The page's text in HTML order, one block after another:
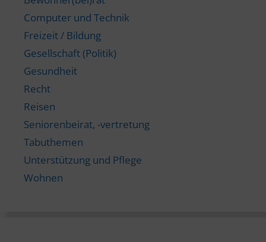
Computer und Technik
Freizeit / Bildung
Gesellschaft (Politik)
Gesundheit
Recht
Reisen
Seniorenbeirat, -vertretung
Tabuthemen
Unterstützung und Pflege
Wohnen